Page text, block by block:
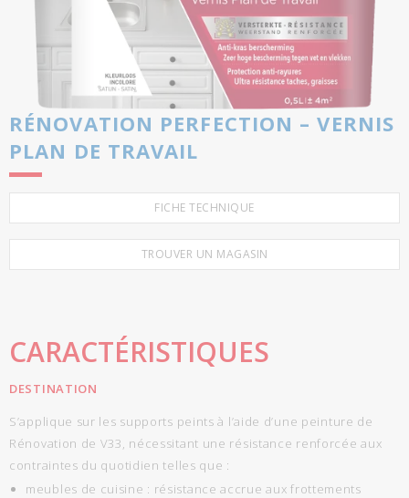
RÉNOVATION PERFECTION – VERNIS
PLAN DE TRAVAIL
FICHE TECHNIQUE
TROUVER UN MAGASIN
CARACTÉRISTIQUES
DESTINATION
S’applique sur les supports peints à l’aide d’une peinture de
Rénovation de V33, nécessitant une résistance renforcée aux
contraintes du quotidien telles que :
meubles de cuisine : résistance accrue aux frottements